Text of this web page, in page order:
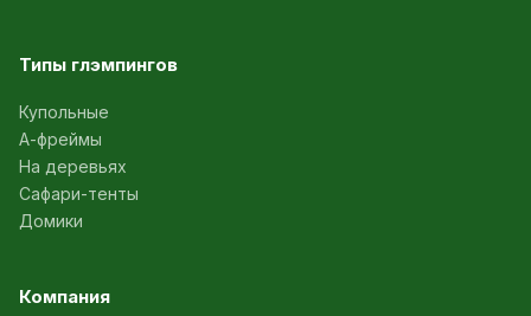
Типы глэмпингов
Купольные
А-фреймы
На деревьях
Сафари-тенты
Домики
Компания